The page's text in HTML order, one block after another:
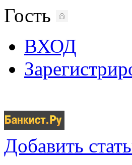
Гость
ВХОД
Добавить